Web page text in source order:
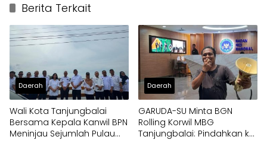
Berita Terkait
Daerah
Wali Kota Tanjungbalai
Bersama Kepala Kanwil BPN
Meninjau Sejumlah Pulau
Daerah
GARUDA-SU Minta BGN
Rolling Korwil MBG
Tanjungbalai: Pindahkan ke